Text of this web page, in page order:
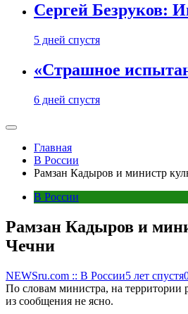
Сергей Безруков:
5 дней спустя
«Страшное
6 дней спустя
Главная
В России
Рамзан Кадыров и министр
В России
Рамзан Кадыров и
Чечни
NEWSru.com :: В России5 лет спустя
По словам министра, на территории
из сообщения не ясно.